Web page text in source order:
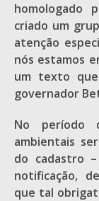
homologado
criado um
atenção
nós estamos
um texto
governador
No período
ambientais
do cadastro
notificação,
que tal